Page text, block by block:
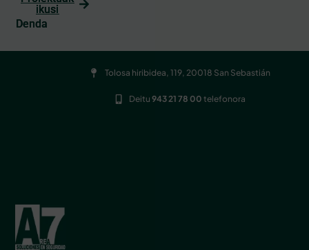
ikusi
Denda
Tolosa hiribidea, 119, 20018 San Sebastián
Deitu943 21 78 00 telefonora